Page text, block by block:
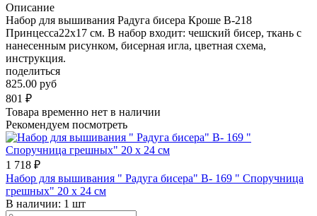
Описание
Набор для вышивания Радуга бисера Кроше В-218
Принцесса22х17 см. В набор входит: чешский бисер, ткань с
нанесенным рисунком, бисерная игла, цветная схема,
инструкция.
поделиться
825.00 руб
801 ₽
Товара временно нет в наличии
Рекомендуем посмотреть
1 718 ₽
Набор для вышивания " Радуга бисера" В- 169 " Споручница
грешных" 20 х 24 см
В наличии: 1 шт